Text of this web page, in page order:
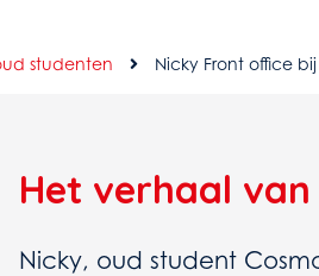
studenten Nicky Front office
Het verhaal van
Nicky, oud student